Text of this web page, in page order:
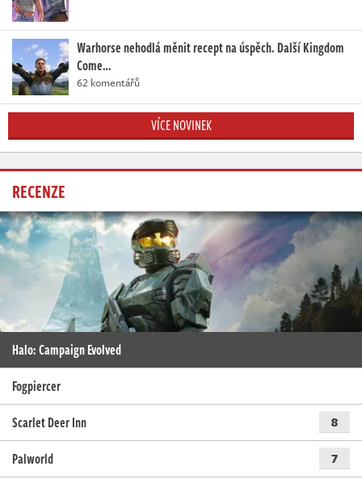
Warhorse nehodlá měnit recept na úspěch. Další Kingdom
Come…
62 komentářů
VÍCE NOVINEK
RECENZE
Halo: Campaign Evolved
Fogpiercer
Scarlet Deer Inn
8
Palworld 7